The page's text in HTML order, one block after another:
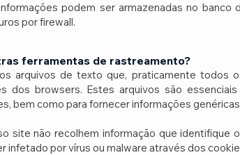
podem ser armazenadas no banco
por firewall.
ferramentas de rastreamento?
arquivos de texto que, praticamente todos
dos browsers. Estes arquivos são
bem como para fornecer informações
site não recolhem informação que identifique
infetado por vírus ou malware através dos